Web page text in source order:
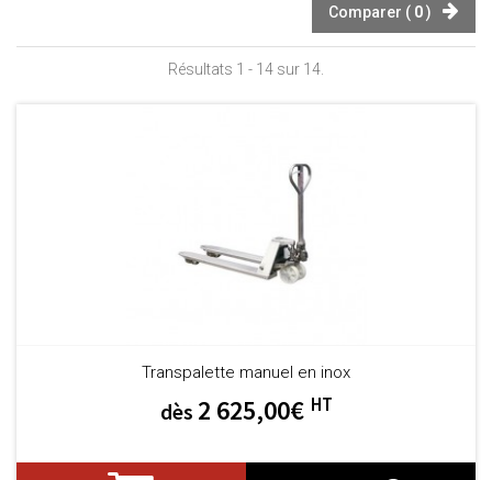
Comparer ( 0)
Résultats 1 - 14 sur 14.
Transpalette manuel en inox
dès 2 625,00€ HT